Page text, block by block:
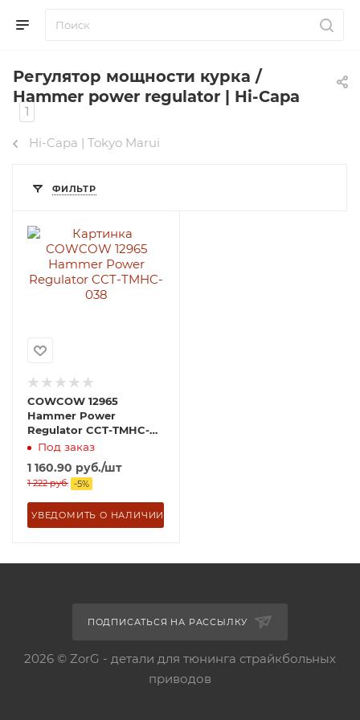
Регулятор мощности курка /
Hammer power regulator | Hi-Capa
1
Hi-Capa | Tokyo Marui
ФИЛЬТР
COWCOW 12965
Hammer Power
Regulator CCT-TMHC-
038Под заказ
1 160.90 руб./шт
1 222руб. -5%
УВЕДОМИТЬ О НАЛИЧИИ
ПОДПИСАТЬСЯ НА РАССЫЛКУ
2026 © ZorG - детали для тюнинга страйкбольных
приводов